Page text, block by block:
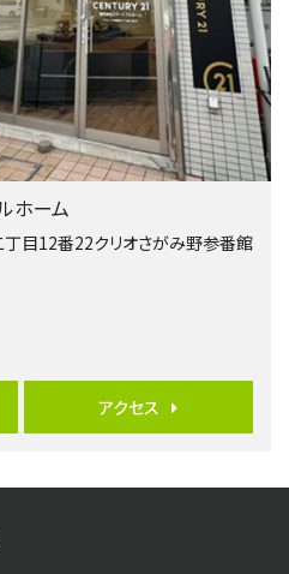
4,080万円
4ＬＤＫ
淵野辺駅
歩17分
。 キッチンから…
3,680万円
バ19分・ 歩8分
西角地区画。 …
4ＳＬＤＫ
海老名駅
ホーム
目12番22クリオさがみ野参番館
アクセス